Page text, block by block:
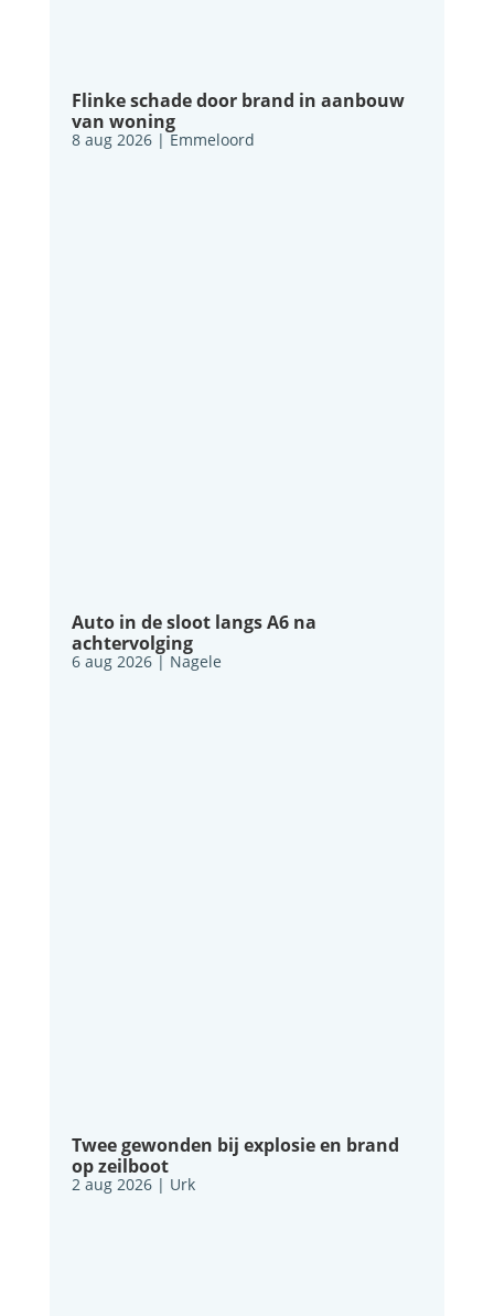
Flinke schade door brand in aanbouw
van woning
8 aug 2026|Emmeloord
Auto in de sloot langs A6 na
achtervolging
6 aug 2026| Nagele
Twee gewonden bij explosie en brand
op zeilboot
2 aug 2026| Urk